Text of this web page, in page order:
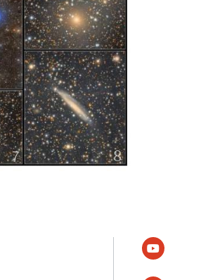
youtube